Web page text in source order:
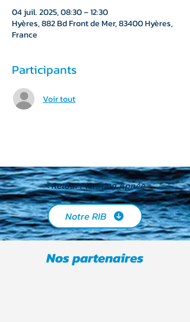
04 juil. 2025, 08:30 – 12:30
Hyères, 882 Bd Front de Mer, 83400 Hyères,
France
Participants
Voir tout
< Retour Planning Apnée
Notre RIB
Nos partenaires